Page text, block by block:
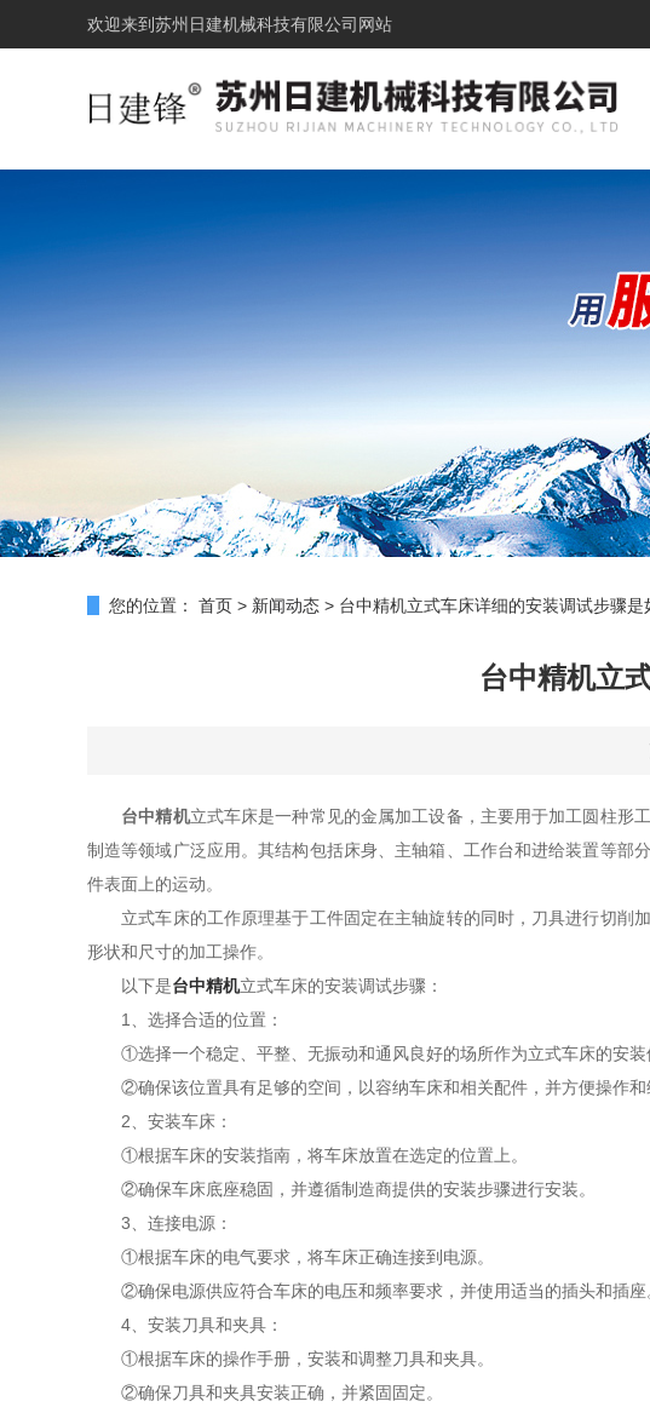
欢迎来到 苏州日建机械科技有限公司网站
您的位置： 首页 > 新闻动态 > 台中精机立式车床详细的安装调试步骤是
台中精机立
台中精机立式车床是一种常见的金属加工设备，主要用于加工圆柱形
制造等领域广泛应用。其结构包括床身、主轴箱、工作台和进给装置等部
件表面上的运动。
立式车床的工作原理基于工件固定在主轴旋转的同时，刀具进行切削
形状和尺寸的加工操作。
以下是台中精机立式车床的安装调试步骤：
1、选择合适的位置：
①选择一个稳定、平整、无振动和通风良好的场所作为立式车床的安装
②确保该位置具有足够的空间，以容纳车床和相关配件，并方便操作和
2、安装车床：
①根据车床的安装指南，将车床放置在选定的位置上。
②确保车床底座稳固，并遵循制造商提供的安装步骤进行安装。
3、连接电源：
①根据车床的电气要求，将车床正确连接到电源。
②确保电源供应符合车床的电压和频率要求，并使用适当的插头和插座
4、安装刀具和夹具：
①根据车床的操作手册，安装和调整刀具和夹具。
②确保刀具和夹具安装正确，并紧固固定。